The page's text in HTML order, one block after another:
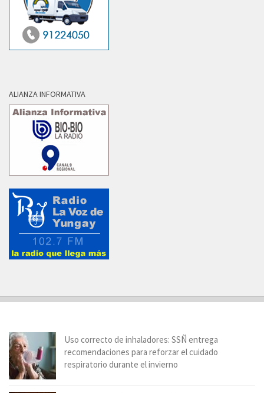
ALIANZA INFORMATIVA
Uso correcto de inhaladores: SSÑ entrega
recomendaciones para reforzar el cuidado
respiratorio durante el invierno